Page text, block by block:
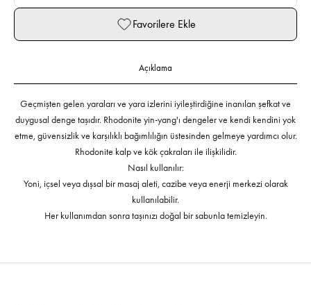
Favorilere Ekle
Açıklama
Geçmişten gelen yaraları ve yara izlerini iyileştirdiğine inanılan şefkat ve
duygusal denge taşıdır. Rhodonite yin-yang'ı dengeler ve kendi kendini yok
etme, güvensizlik ve karşılıklı bağımlılığın üstesinden gelmeye yardımcı olur.
Rhodonite kalp ve kök çakraları ile ilişkilidir.
Nasıl kullanılır:
Yoni, içsel veya dışsal bir masaj aleti, cazibe veya enerji merkezi olarak
kullanılabilir.
Her kullanımdan sonra taşınızı doğal bir sabunla temizleyin.